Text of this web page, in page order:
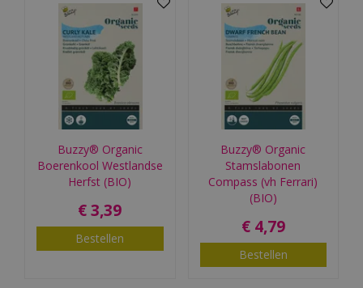
Buzzy® Organic
Boerenkool Westlandse
Herfst (BIO)
€ 3,39
Bestellen
Buzzy® Organic
Stamslabonen
Compass (vh Ferrari)
(BIO)
€ 4,79
Bestellen